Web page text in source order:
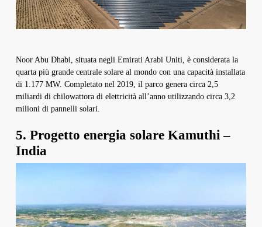
Noor Abu Dhabi, situata negli Emirati Arabi Uniti, è considerata la
quarta più grande centrale solare al mondo con una capacità installata
di 1.177 MW. Completato nel 2019, il parco genera circa 2,5
miliardi di chilowattora di elettricità all’anno utilizzando circa 3,2
milioni di pannelli solari.
5. Progetto energia solare Kamuthi –
India